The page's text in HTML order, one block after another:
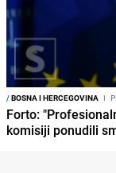
/BOSNA I HERCEGOVINA I
Forto:
komisiji ponudili